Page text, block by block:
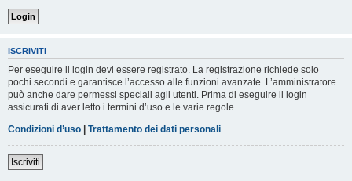
ISCRIVITI
Per eseguire il login devi essere registrato. La registrazione richiede solo
pochi secondi e garantisce l’accesso alle funzioni avanzate. L’amministratore
può anche dare permessi speciali agli utenti. Prima di eseguire il login
assicurati di aver letto i termini d’uso e le varie regole.
Condizioni d’uso | Trattamento dei dati personali
Iscriviti